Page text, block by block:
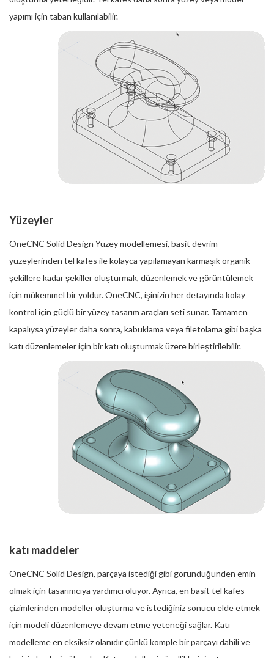
yapımı için taban kullanılabilir.
Yüzeyler
OneCNC Solid Design Yüzey modellemesi, basit devrim
yüzeylerinden tel kafes ile kolayca yapılamayan karmaşık organik
şekillere kadar şekiller oluşturmak, düzenlemek ve görüntülemek
için mükemmel bir yoldur. OneCNC, işinizin her detayında kolay
kontrol için güçlü bir yüzey tasarım araçları seti sunar. Tamamen
kapalıysa yüzeyler daha sonra, kabuklama veya filetolama gibi başka
katı düzenlemeler için bir katı oluşturmak üzere birleştirilebilir.
katı maddeler
OneCNC Solid Design, parçaya istediği gibi göründüğünden emin
olmak için tasarımcıya yardımcı oluyor. Ayrıca, en basit tel kafes
çizimlerinden modeller oluşturma ve istediğiniz sonucu elde etmek
için modeli düzenlemeye devam etme yeteneği sağlar. Katı
modelleme en eksiksiz olanıdır çünkü komple bir parçayı dahili ve